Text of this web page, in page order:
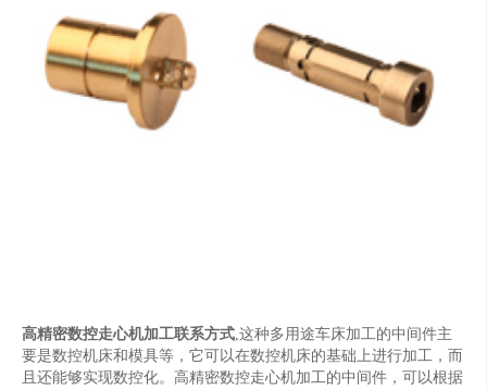
高精密数控走心机加工联系方式,这种多用途车床加工的中间件主
要是数控机床和模具等，它可以在数控机床的基础上进行加工，而
且还能够实现数控化。高精密数控走心机加工的中间件，可以根据